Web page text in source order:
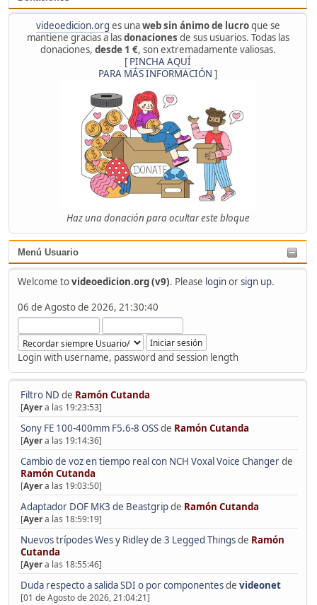
videoedicion.org es unaweb sin ánimo de lucroque se
mantiene gracias a lasdonaciones de sus usuarios. Todas las
donaciones, desde 1 €, son extremadamente valiosas.
[ PINCHA AQUÍ
PARA MÁS INFORMACIÓN ]
Haz una donación para ocultar este bloque
Menú Usuario
Welcome tovideoedicion.org (v9). Please loginorsign up.
06 de Agosto de 2026, 21:30:40
Login with username, password and session length
Filtro ND de Ramón Cutanda
[Ayera las 19:23:53]
Sony FE 100-400mm F5.6-8 OSSde Ramón Cutanda
[Ayera las 19:14:36]
Cambio de voz en tiempo real con NCH Voxal Voice Changerde
Ramón Cutanda
[Ayera las 19:03:50]
Adaptador DOF MK3 de Beastgripde Ramón Cutanda
[Ayera las 18:59:19]
Nuevos trípodes Wes y Ridley de 3 Legged Thingsde Ramón
Cutanda
[Ayera las 18:55:46]
Duda respecto a salida SDI o por componentesde videonet
[01 de Agosto de 2026, 21:04:21]